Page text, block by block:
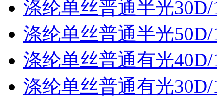
涤纶单丝普通半光30D/
涤纶单丝普通半光50D/
涤纶单丝普通有光40D/
涤纶单丝普通有光30D/